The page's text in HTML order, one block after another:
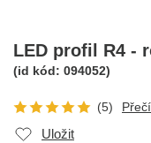
LED profil R4 -
(id kód: 094052)
(5)
Uložit